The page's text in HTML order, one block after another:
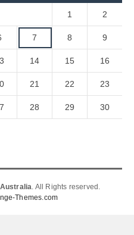
1 2
7 8 9
14 15 16
21 22 23
28 29 30
. All Rights reserved.
Themes.com